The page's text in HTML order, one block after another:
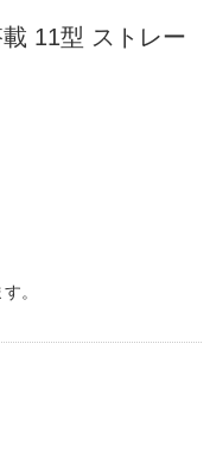
店舗情報・店舗一覧
11型 ストレー
。